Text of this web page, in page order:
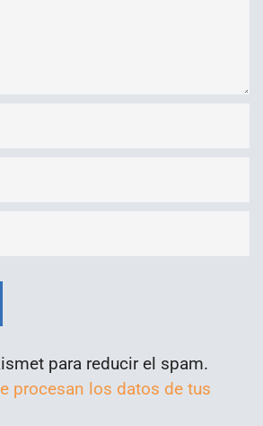
para reducir el spam.
procesan los datos de tus